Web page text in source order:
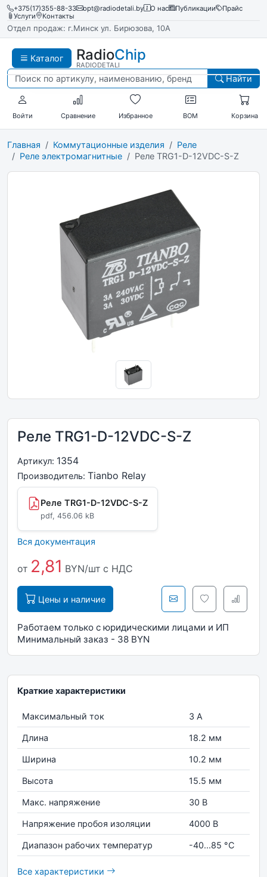
+375(17)355-88-33 opt@radiodetali.by О нас Публикации
Прайс
Услуги
Контакты
Отдел продаж: г.Минск ул. Бирюзова, 10А
Каталог RadioChip
RADIODETALI
Найти
Войти Сравнение Избранное BOM Корзина
Главная Коммутационные изделия
Реле
Реле электромагнитные
Реле TRG1-D-12VDC-S-Z
Реле TRG1-D-12VDC-S-Z
Артикул: 1354
Производитель: Tianbo Relay
Реле TRG1-D-12VDC-S-Z
pdf, 456.06 kB
Вся документация
от 2,81 BYN/шт с НДС
Цены и наличие
Работаем только с юридическими лицами и ИП
Минимальный заказ - 38 BYN
Краткие характеристики
Максимальный ток 3 А
Длина 18.2 мм
Ширина 10.2 мм
Высота 15.5 мм
Макс. напряжение 30 В
Напряжение пробоя изоляции 4000 В
Диапазон рабочих температур -40...85 °С
Все характеристики